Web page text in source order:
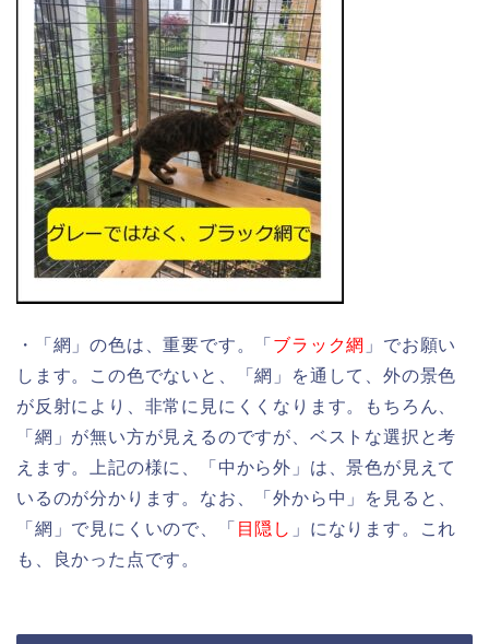
・「網」の色は、重要です。「 ブラック網 」でお願い
します。この色でないと、「網」を通して、外の景色
が反射により、非常に見にくくなります。もちろん、
「網」が無い方が見えるのですが、ベストな選択と考
えます。上記の様に、「中から外」は、景色が見えて
いるのが分かります。なお、「外から中」を見ると、
「網」で見にくいので、「 目隠し 」になります。これ
も、良かった点です。